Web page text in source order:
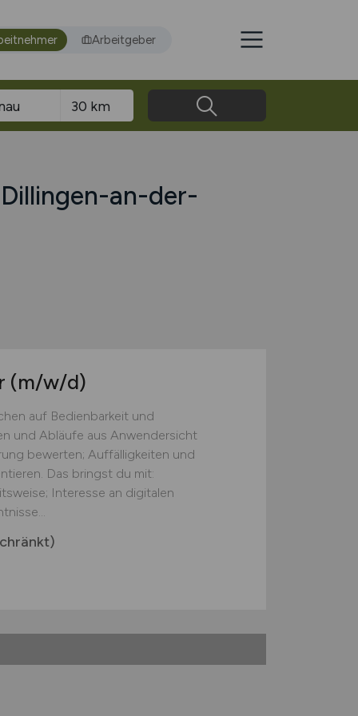
Arbeitgeber
an-der-
(m/w/d)
auf Bedienbarkeit und
und Abläufe aus Anwendersicht
bewerten; Auffälligkeiten und
Das bringst du mit:
Interesse an digitalen